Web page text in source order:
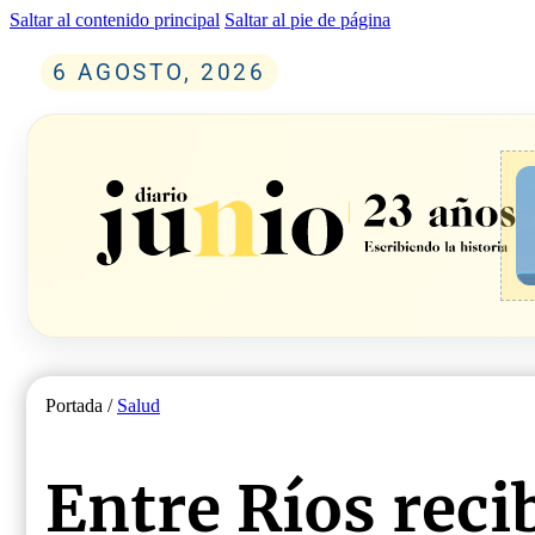
Saltar al contenido principal Saltar al pie de página
6 AGOSTO, 2026
Portada / Salud
Entre Ríos